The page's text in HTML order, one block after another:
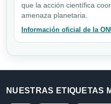
que la acción científica
amenaza planetaria.
Información oficial de la
NUESTRAS ETIQUETAS